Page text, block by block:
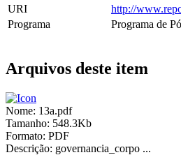
URI
http://
Programa
Programa de
Arquivos deste item
Nome: 13a.pdf
Tamanho: 548.3Kb
Formato: PDF
Descrição: governancia_corpo ...